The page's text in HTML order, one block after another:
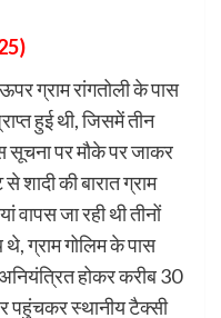
ग्राम रांगतोली के पास
हुई थी, जिसमें तीन
सूचना पर मौके पर जाकर
शादी की बारात ग्राम
वापस जा रही थी तीनों
थे, ग्राम गोलिम के पास
होकर करीब 30
पहुंचकर स्थानीय टैक्सी